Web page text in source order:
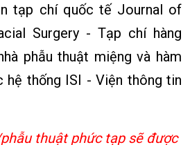
tạp chí quốc tế Journal of
Surgery - Tạp chí hàng
phẫu thuật miệng và hàm
hệ thống ISI - Viện thông tin
thuật phức tạp sẽ được